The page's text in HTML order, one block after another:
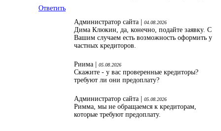
Ответить
Администратор сайта |
04.08.2026
Дима Клюкин, да, конечно, подайте заявку. С
Вашим случаем есть возможность оформить у
частных кредиторов.
Риима | 05.08.2026
Скажите - у вас проверенные кредиторы?
требуют ли они предоплату?
Администратор сайта | 05.08.2026
Римма, мы не обращаемся к кредиторам,
которые требуют предоплату.